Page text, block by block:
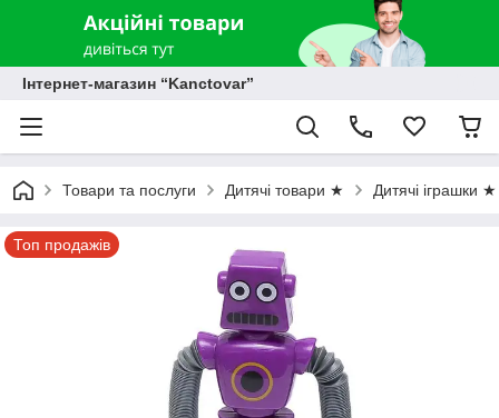
Інтернет-магазин “Kanctovar”
Товари та послуги Дитячі товари ★ Дитячі іграшки ★
Топ продажів